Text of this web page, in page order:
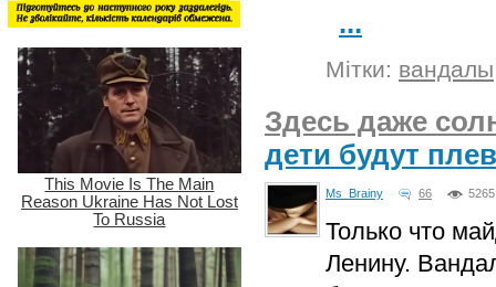
...
Мітки: вандалы
Здесь даже
дети будут
Ms_Brainy 66 5265
Только что
Ленину.